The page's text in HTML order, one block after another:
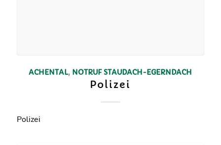
ACHENTAL, NOTRUF STAUDACH-EGERNDACH
Polizei
Polizei